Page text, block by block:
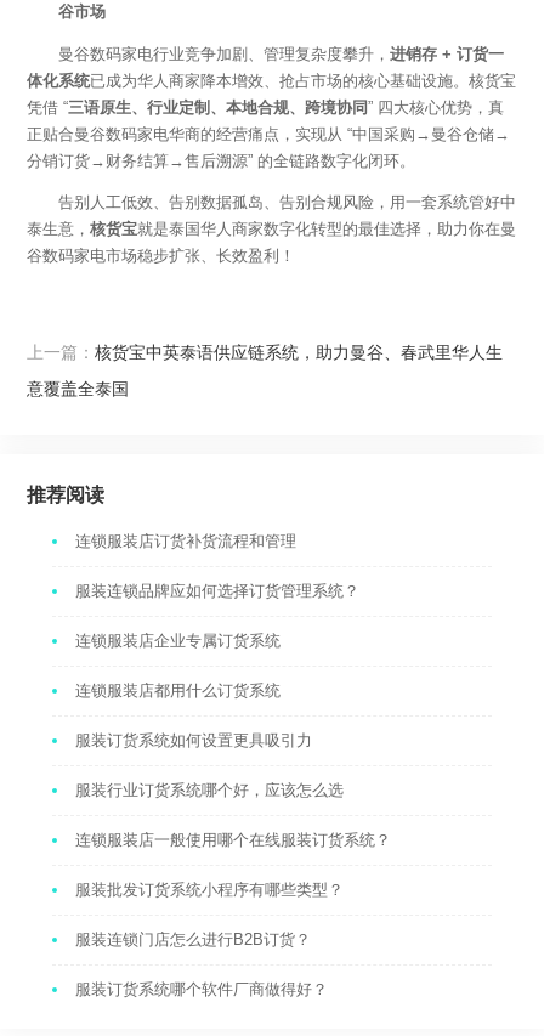
谷市场
曼谷数码家电行业竞争加剧、管理复杂度攀升， 进销存 + 订货一
体化系统已成为华人商家降本增效、抢占市场的核心基础设施。核货宝
凭借 “三语原生、行业定制、本地合规、跨境协同” 四大核心优势，真
正贴合曼谷数码家电华商的经营痛点，实现从 “中国采购→曼谷仓储→
分销订货→财务结算→售后溯源” 的全链路数字化闭环。
告别人工低效、告别数据孤岛、告别合规风险，用一套系统管好中
泰生意，核货宝就是泰国华人商家数字化转型的最佳选择，助力你在曼
谷数码家电市场稳步扩张、长效盈利！
上一篇：核货宝中英泰语供应链系统，助力曼谷、春武里华人生
意覆盖全泰国
推荐阅读
连锁服装店订货补货流程和管理
服装连锁品牌应如何选择订货管理系统？
连锁服装店企业专属订货系统
连锁服装店都用什么订货系统
服装订货系统如何设置更具吸引力
服装行业订货系统哪个好，应该怎么选
连锁服装店一般使用哪个在线服装订货系统？
服装批发订货系统小程序有哪些类型？
服装连锁门店怎么进行B2B订货？
服装订货系统哪个软件厂商做得好？